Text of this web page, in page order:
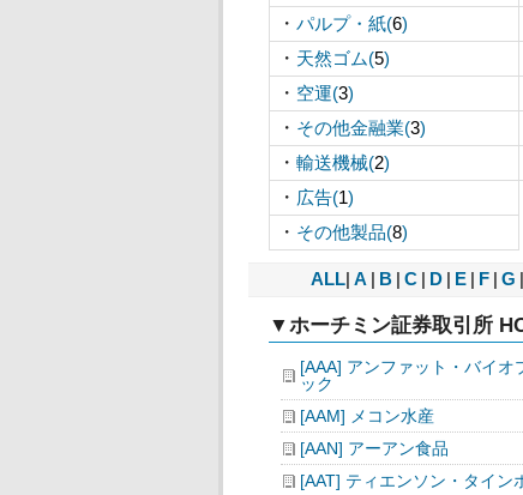
・ パルプ・紙(6)
・ 天然ゴム(5)
・ 空運(3)
・ その他金融業(3)
・ 輸送機械(2)
・ 広告(1)
・ その他製品(8)
ALL A B C D E F G
▼ホーチミン証券取引所
[AAA] アンファット・バイオ
ック
[AAM] メコン水産
[AAN] アーアン食品
[AAT] ティエンソン・タイン